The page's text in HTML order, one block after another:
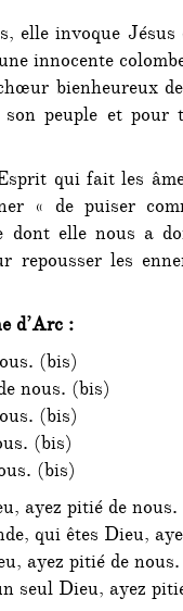
elle invoque
innocente
bienheureux
peuple et
qui fait les
« de puiser
dont elle nous a
repousser les
d’Arc :
(bis)
nous. (bis)
(bis)
(bis)
(bis)
ayez pitié de nous.
qui êtes Dieu,
ayez pitié de nous.
seul Dieu, ayez